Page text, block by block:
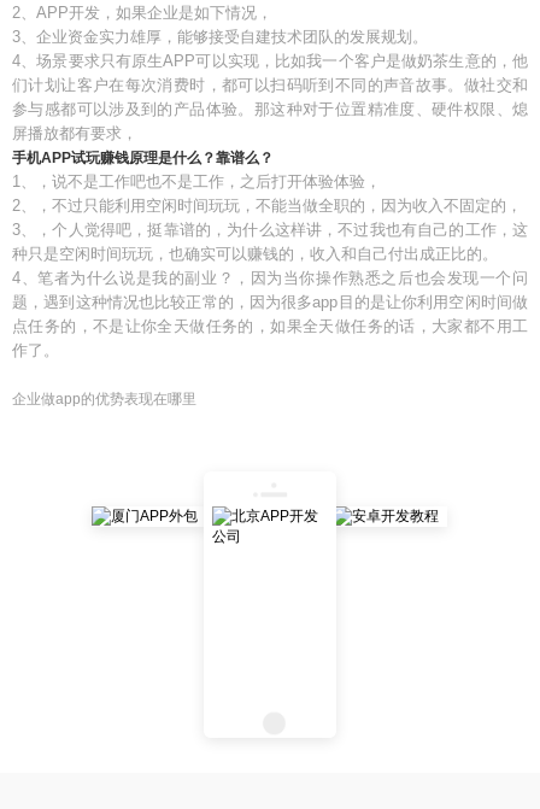
2、APP开发，如果企业是如下情况，
3、企业资金实力雄厚，能够接受自建技术团队的发展规划。
4、场景要求只有原生APP可以实现，比如我一个客户是做奶茶生意的，他
们计划让客户在每次消费时，都可以扫码听到不同的声音故事。做社交和
参与感都可以涉及到的产品体验。那这种对于位置精准度、硬件权限、熄
屏播放都有要求，
手机APP试玩赚钱原理是什么？靠谱么？
1、，说不是工作吧也不是工作，之后打开体验体验，
2、，不过只能利用空闲时间玩玩，不能当做全职的，因为收入不固定的，
3、，个人觉得吧，挺靠谱的，为什么这样讲，不过我也有自己的工作，这
种只是空闲时间玩玩，也确实可以赚钱的，收入和自己付出成正比的。
4、笔者为什么说是我的副业？，因为当你操作熟悉之后也会发现一个问
题，遇到这种情况也比较正常的，因为很多app目的是让你利用空闲时间做
点任务的，不是让你全天做任务的，如果全天做任务的话，大家都不用工
作了。
企业做app的优势表现在哪里